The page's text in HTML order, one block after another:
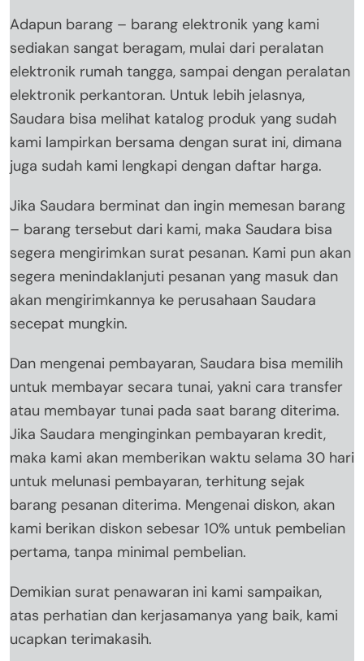
Adapun barang – barang elektronik yang kami
sediakan sangat beragam, mulai dari peralatan
elektronik rumah tangga, sampai dengan peralatan
elektronik perkantoran. Untuk lebih jelasnya,
Saudara bisa melihat katalog produk yang sudah
kami lampirkan bersama dengan surat ini, dimana
juga sudah kami lengkapi dengan daftar harga.
Jika Saudara berminat dan ingin memesan barang
– barang tersebut dari kami, maka Saudara bisa
segera mengirimkan surat pesanan. Kami pun akan
segera menindaklanjuti pesanan yang masuk dan
akan mengirimkannya ke perusahaan Saudara
secepat mungkin.
Dan mengenai pembayaran, Saudara bisa memilih
untuk membayar secara tunai, yakni cara transfer
atau membayar tunai pada saat barang diterima.
Jika Saudara menginginkan pembayaran kredit,
maka kami akan memberikan waktu selama 30 hari
untuk melunasi pembayaran, terhitung sejak
barang pesanan diterima. Mengenai diskon, akan
kami berikan diskon sebesar 10% untuk pembelian
pertama, tanpa minimal pembelian.
Demikian surat penawaran ini kami sampaikan,
atas perhatian dan kerjasamanya yang baik, kami
ucapkan terimakasih.